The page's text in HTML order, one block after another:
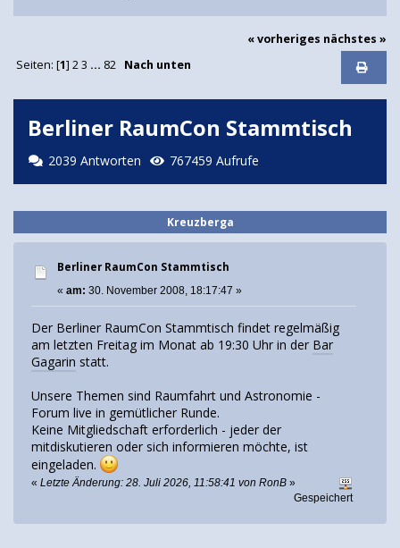
« vorheriges nächstes »
Seiten: [1] 2 3 ... 82 Nach unten
Berliner RaumCon Stammtisch
2039 Antworten 767459 Aufrufe
Kreuzberga
Berliner RaumCon Stammtisch
« am: 30. November 2008, 18:17:47 »
Der Berliner RaumCon Stammtisch findet regelmäßig
am letzten Freitag im Monat ab 19:30 Uhr in der Bar
Gagarin statt.
Unsere Themen sind Raumfahrt und Astronomie -
Forum live in gemütlicher Runde.
Keine Mitgliedschaft erforderlich - jeder der
mitdiskutieren oder sich informieren möchte, ist
eingeladen.
« Letzte Änderung: 28. Juli 2026, 11:58:41 von RonB »
Gespeichert